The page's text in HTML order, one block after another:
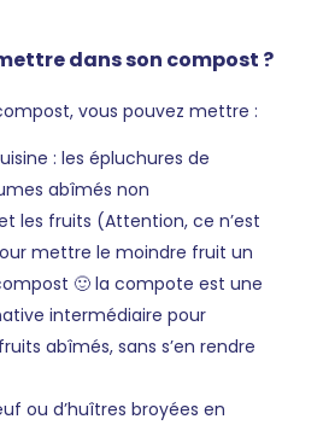
dans son compost ?
vous pouvez mettre :
: les épluchures de
abîmés non
les fruits (Attention, ce n’est
mettre le moindre fruit un
🙂 la compote est une
intermédiaire pour
abîmés, sans s’en rendre
ou d’huîtres broyées en